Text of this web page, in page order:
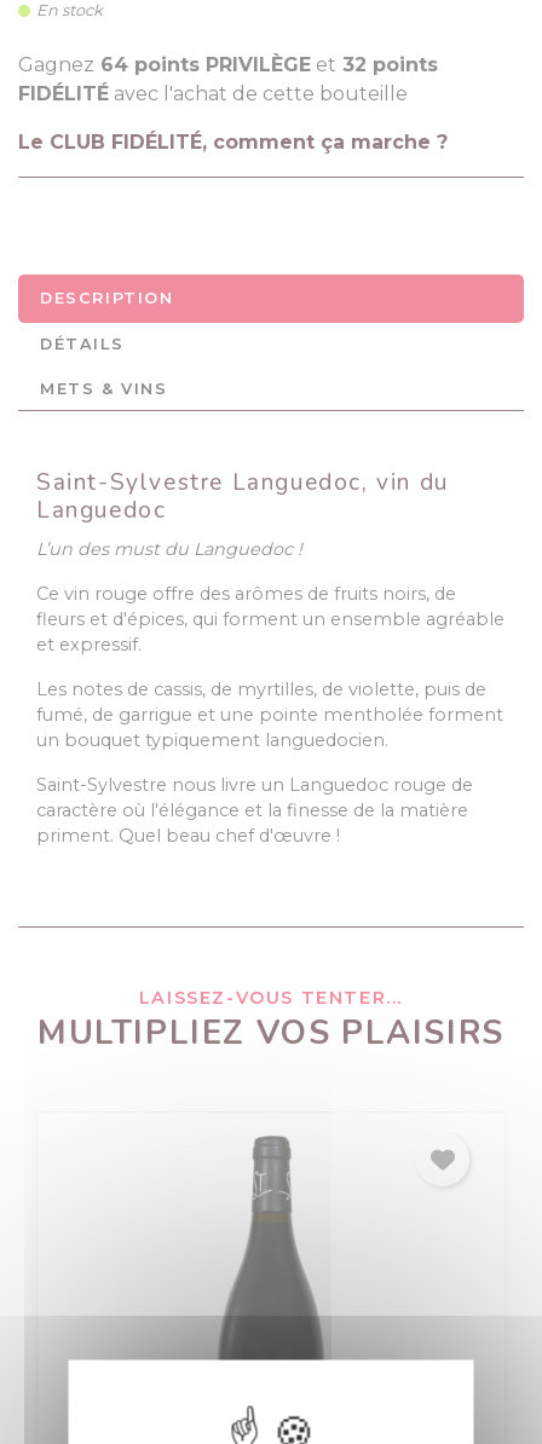
En stock
Gagnez 64 points PRIVILÈGE et 32 points
FIDÉLITÉ avec l'achat de cette bouteille
Le CLUB FIDÉLITÉ, comment ça marche ?
DESCRIPTION
DÉTAILS
METS & VINS
Saint-Sylvestre Languedoc, vin du
Languedoc
L’un des must du Languedoc !
Ce vin rouge offre des arômes de fruits noirs, de
fleurs et d'épices, qui forment un ensemble agréable
et expressif.
Les notes de cassis, de myrtilles, de violette, puis de
fumé, de garrigue et une pointe mentholée forment
un bouquet typiquement languedocien.
Saint-Sylvestre nous livre un Languedoc rouge de
caractère où l'élégance et la finesse de la matière
priment. Quel beau chef d'œuvre !
LAISSEZ-VOUS TENTER...
MULTIPLIEZ VOS PLAISIRS